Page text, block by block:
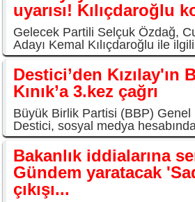
uyarısı! Kılıçdaroğlu
Gelecek Partili Selçuk Özdağ,
Adayı Kemal Kılıçdaroğlu ile
Destici’den Kızılay'ın
Kınık’a 3.kez çağrı
Büyük Birlik Partisi (BBP) Genel
Destici, sosyal medya
Bakanlık iddialarına
Gündem yaratacak
çıkışı...